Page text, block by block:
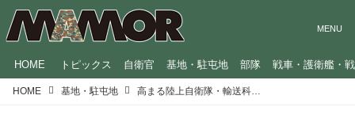
HOME トピックス 自衛官 基地・駐屯地 部隊 戦車・護衛艦・
HOME 基地・駐屯地